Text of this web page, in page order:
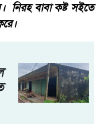
নিরহ বাবা কষ্ট সইতে